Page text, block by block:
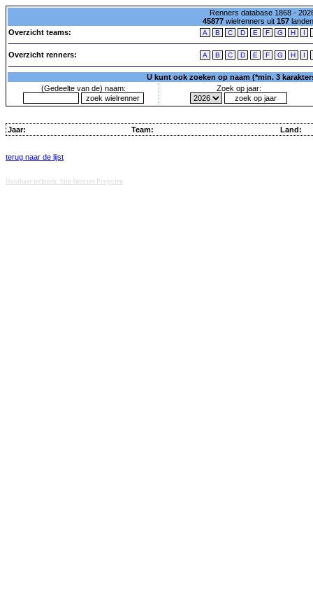
Renners database 1868 -
45877wielrenners uit 157
Overzicht teams:
A B C D E F G H I
Overzicht renners: A B C D E F G H I
U kunt ook zoeken op naam (*min. 3
(Gedeelte van de) naam:
Zoek op jaar:
Jaar: Team: Land:
terug naar de lijst
Database techniek: Sini Internet Projecten